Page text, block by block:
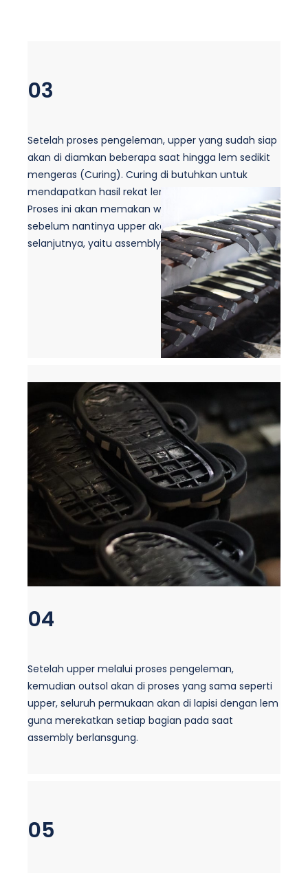
03
Setelah proses pengeleman, upper yang sudah siap
akan di diamkan beberapa saat hingga lem sedikit
mengeras (Curing). Curing di butuhkan untuk
mendapatkan hasil rekat lem yang maksimal.
Proses ini akan memakan waktu 10-15 menit
sebelum nantinya upper akan melewati proses
selanjutnya, yaitu assembly.
04
Setelah upper melalui proses pengeleman,
kemudian outsol akan di proses yang sama seperti
upper, seluruh permukaan akan di lapisi dengan lem
guna merekatkan setiap bagian pada saat
assembly berlansgung.
05